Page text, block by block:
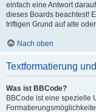
einfach eine Antwort
dieses Boards beachtest!
triftigen Grund auf alte
Nach oben
Textformatierung
Was ist BBCode?
BBCode ist eine spezielle